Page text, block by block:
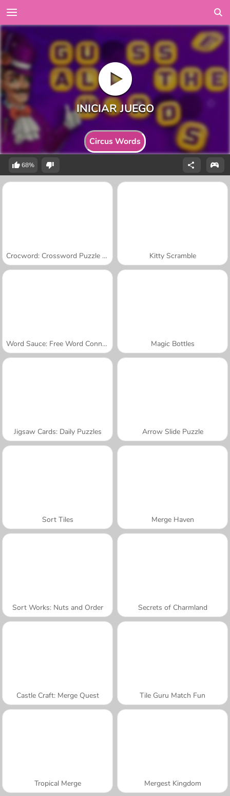
Circus Words
68%
Crocword: Crossword Puzzle Game Kitty Scramble
Word Sauce: Free Word Connect Puzzle Magic Bottles
Jigsaw Cards: Daily Puzzles Arrow Slide Puzzle
Sort Tiles Merge Haven
Sort Works: Nuts and Order Secrets of Charmland
Castle Craft: Merge Quest Tile Guru Match Fun
Tropical Merge Mergest Kingdom